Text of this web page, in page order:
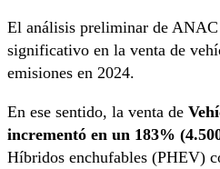
El análisis preliminar de
significativo en la venta de
emisiones en 2024.
En ese sentido, la venta de
incrementó en un 183%
Híbridos enchufables (PHEV)